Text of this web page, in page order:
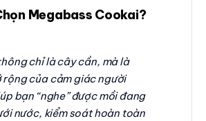
Megabass Cookai?
chỉ là cây cần, mà là
rộng của cảm giác người
bạn “nghe” được mồi đang
nước, kiểm soát hoàn toàn